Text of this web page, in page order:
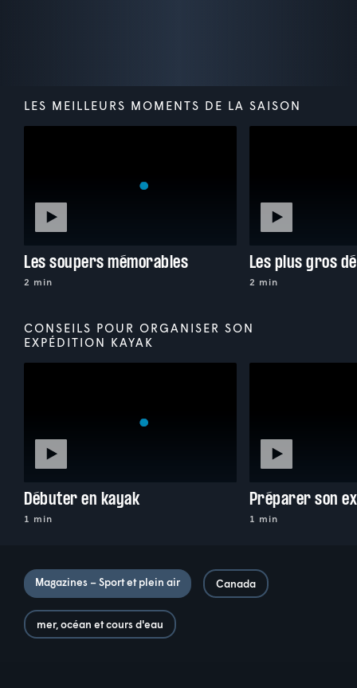
LES MEILLEURS MOMENTS DE LA SAISON
Les soupers mémorables
2 min
Les plus gros
2 min
CONSEILS POUR ORGANISER SON
EXPÉDITION KAYAK
Débuter en kayak
1 min 1 min
Magazines – Sport et plein air Canada
mer, océan et cours d'eau